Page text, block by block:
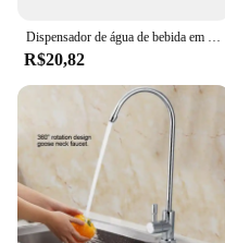
Dispensador de água de bebida em aço inoxidável, torneira com rosca, bico de diâmetro para barril de vinho, suco, cerveja, torneira, interruptor de válvula
R$20,82